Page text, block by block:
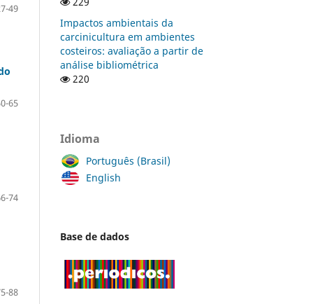
49
65
74
88
Impactos ambientais da
carcinicultura em ambientes
costeiros: avaliação a partir de
análise bibliométrica
220
Idioma
Português (Brasil)
English
Base de dados